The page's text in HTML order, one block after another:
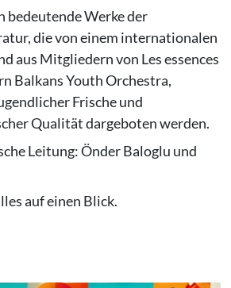
bedeutende Werke der
die von einem internationalen
aus Mitgliedern von Les essences
Balkans Youth Orchestra,
Frische und
Qualität dargeboten werden.
Leitung: Önder Baloglu und
auf einen Blick.